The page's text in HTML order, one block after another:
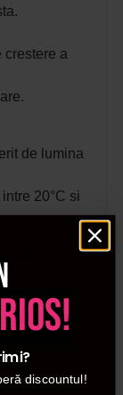
crestere a
de lumina
20°C si
Cupio.
discountul!